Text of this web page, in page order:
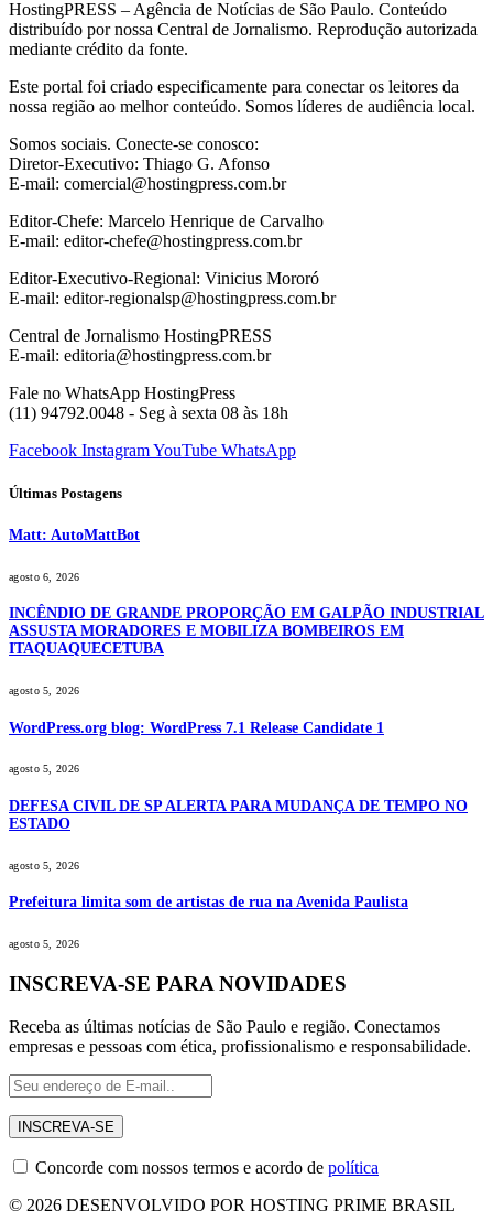
HostingPRESS – Agência de Notícias de São Paulo. Conteúdo
distribuído por nossa Central de Jornalismo. Reprodução autorizada
mediante crédito da fonte.
Este portal foi criado especificamente para conectar os leitores da
nossa região ao melhor conteúdo. Somos líderes de audiência local.
Somos sociais. Conecte-se conosco:
Diretor-Executivo: Thiago G. Afonso
E-mail: comercial@hostingpress.com.br
Editor-Chefe: Marcelo Henrique de Carvalho
E-mail: editor-chefe@hostingpress.com.br
Editor-Executivo-Regional: Vinicius Mororó
E-mail: editor-regionalsp@hostingpress.com.br
Central de Jornalismo HostingPRESS
E-mail: editoria@hostingpress.com.br
Fale no WhatsApp HostingPress
(11) 94792.0048 - Seg à sexta 08 às 18h
Facebook InstagramYouTube WhatsApp
Últimas Postagens
Matt: AutoMattBot
agosto 6, 2026
INCÊNDIO DE GRANDE PROPORÇÃO EM GALPÃO INDUSTRIAL
ASSUSTA MORADORES E MOBILIZA BOMBEIROS EM
ITAQUAQUECETUBA
agosto 5, 2026
WordPress.org blog: WordPress 7.1 Release Candidate 1
agosto 5, 2026
DEFESA CIVIL DE SP ALERTA PARA MUDANÇA DE TEMPO NO
ESTADO
agosto 5, 2026
Prefeitura limita som de artistas de rua na Avenida Paulista
agosto 5, 2026
INSCREVA-SE PARA NOVIDADES
Receba as últimas notícias de São Paulo e região. Conectamos
empresas e pessoas com ética, profissionalismo e responsabilidade.
Concorde com nossos termos e acordo de política
© 2026 DESENVOLVIDO POR HOSTING PRIME BRASIL